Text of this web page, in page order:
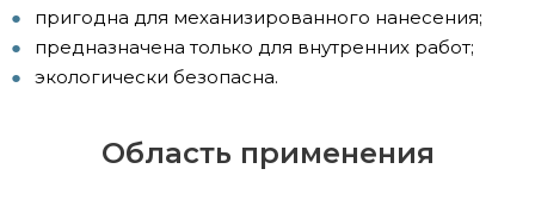
пригодна для механизированного нанесения;
предназначена только для внутренних работ;
экологически безопасна.
Область применения